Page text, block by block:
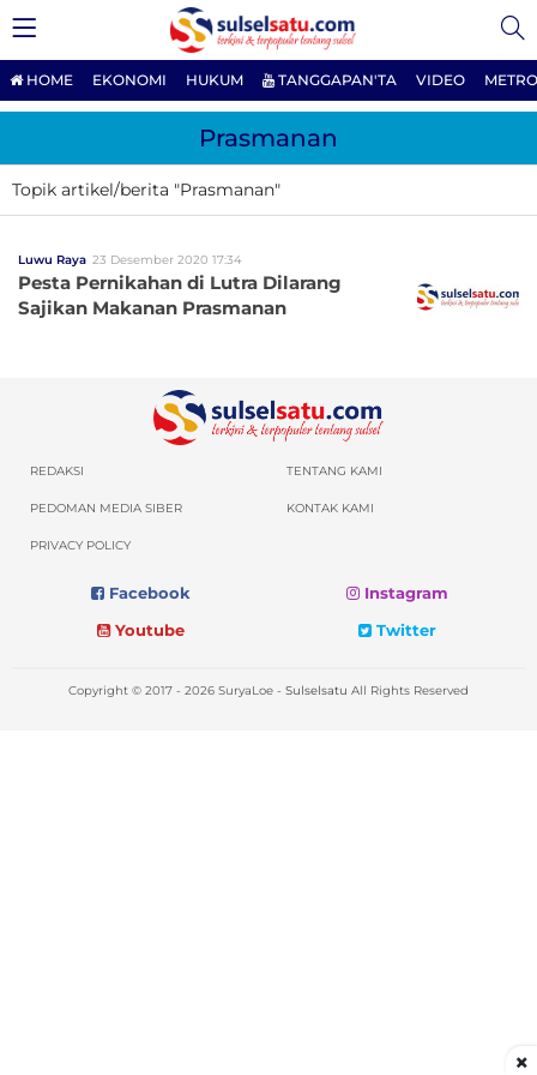
HOME EKONOMI HUKUM TANGGAPAN'TA VIDEO
Prasmanan
Topik artikel/berita "Prasmanan"
Luwu Raya 23 Desember 2020 17:34
Pesta Pernikahan di Lutra Dilarang
Sajikan Makanan Prasmanan
REDAKSI TENTANG KAMI
PEDOMAN MEDIA SIBER KONTAK KAMI
PRIVACY POLICY
Facebook
Instagram
Youtube
Twitter
Copyright © 2017 - 2026 SuryaLoe - Sulselsatu All Rights Reserved
×